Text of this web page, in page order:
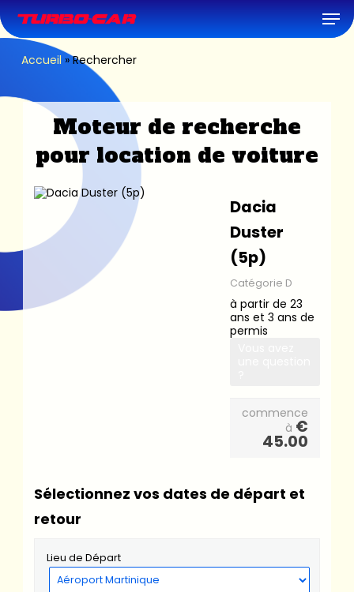
to
main
content
Accueil »Rechercher
Moteur de recherche
pour location de voiture
Dacia
Duster
(5p)
Catégorie D
à partir de 23
ans et 3 ans de
permis
commence
à €
45.00
Sélectionnez vos dates de départ et
retour
Lieu de Départ